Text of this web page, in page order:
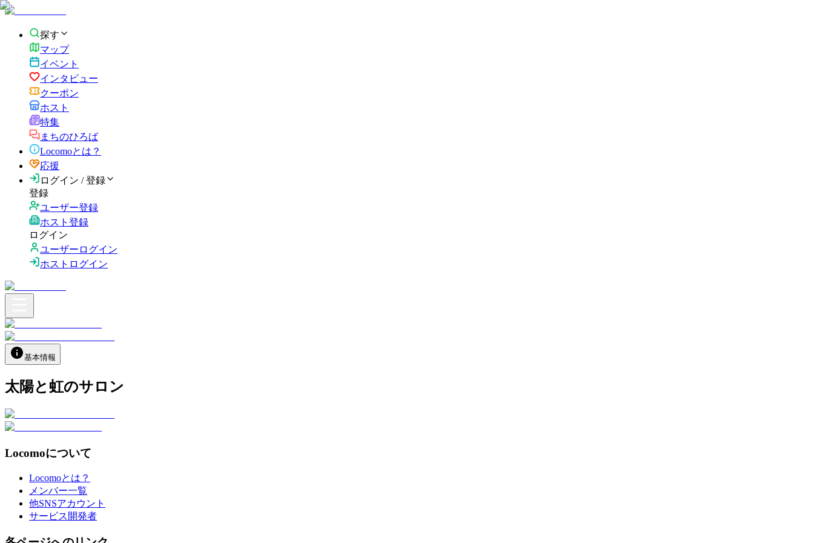
探す
マップ
イベント
インタビュー
クーポン
ホスト
特集
まちのひろば
Locomoとは？
応援
ログイン / 登録
登録
ユーザー登録
ホスト登録
ログイン
ユーザーログイン
ホストログイン
基本情報
太陽と虹のサロン
Locomoについて
Locomoとは？
メンバー一覧
他SNSアカウント
サービス開発者